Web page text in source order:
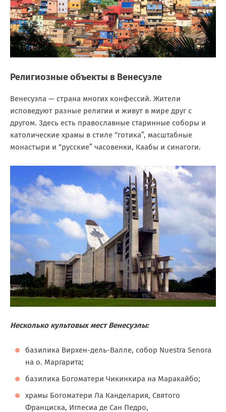
Религиозные объекты в Венесуэле
Венесуэла — страна многих конфессий. Жители
исповедуют разные религии и живут в мире друг с
другом. Здесь есть православные старинные соборы и
католические храмы в стиле “готика”, масштабные
монастыри и “русские” часовенки, Каабы и синагоги.
Несколько культовых мест Венесуэлы:
базилика Вирхен-дель-Валле, собор Nuestra Senora
на о. Маргарита;
базилика Богоматери Чикинкира на Маракайбо;
храмы Богоматери Ла Канделария, Святого
Франциска, Иглесиа де Сан Педро,